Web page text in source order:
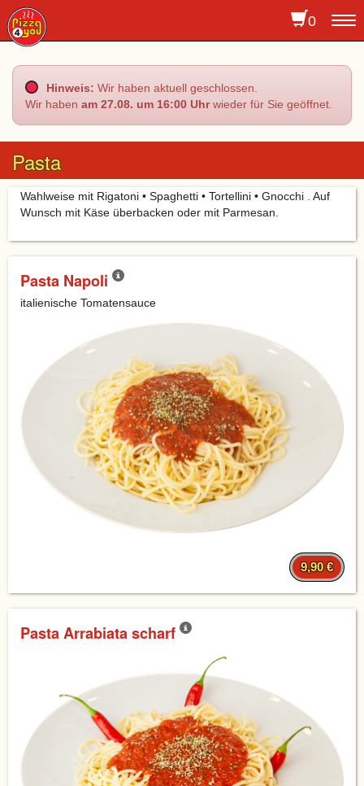
0
Hinweis: Wir haben aktuell geschlossen.
Wir haben am 27.08. um 16:00 Uhrwieder für Sie geöffnet.
Pasta
Wahlweise mit Rigatoni • Spaghetti • Tortellini • Gnocchi . Auf
Wunsch mit Käse überbacken oder mit Parmesan.
Pasta Napoli
italienische Tomatensauce
9,90 €
Pasta Arrabiata scharf